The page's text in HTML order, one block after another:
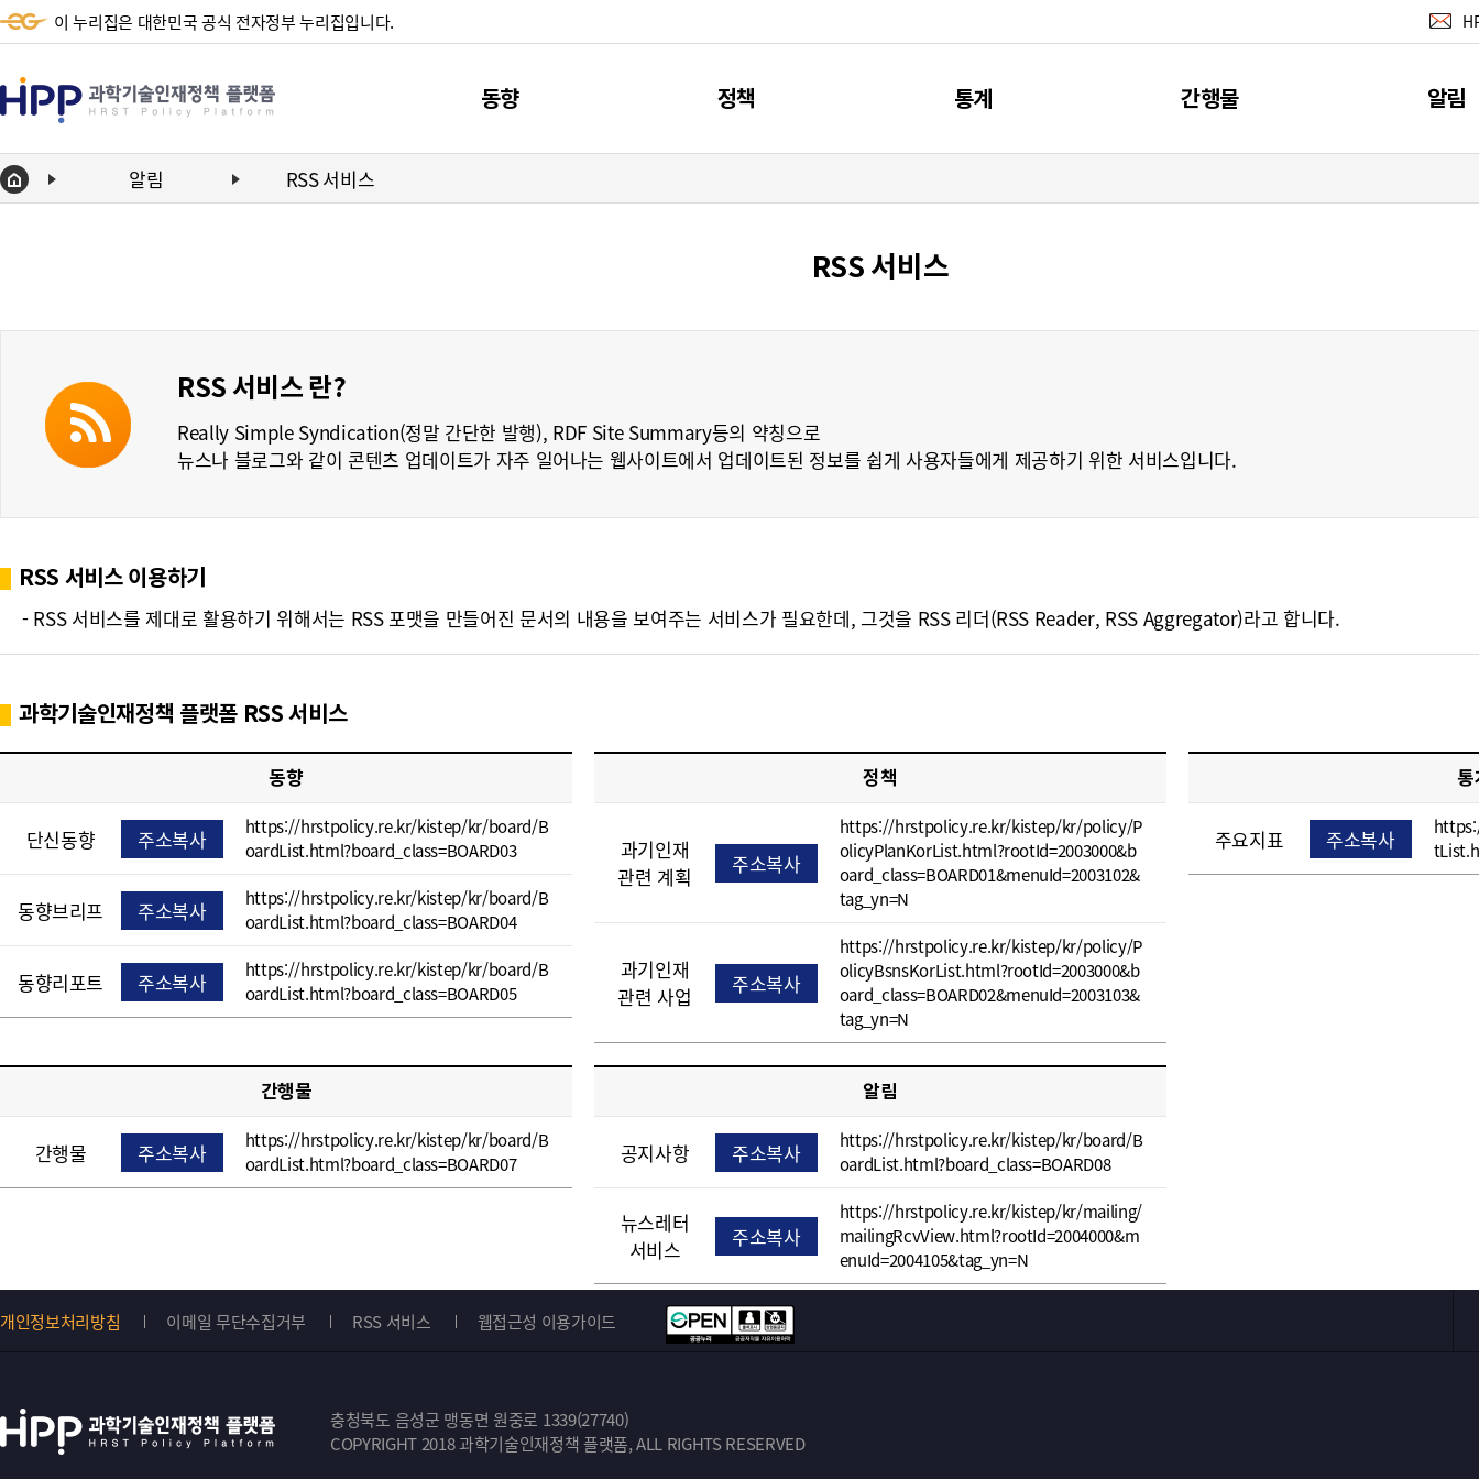
이 누리집은 대한민국 공식 전자정부 누리집입니다.
HPP
학
기
재
폼
Policy
Platform
동향
단신동향
정책
제4차 과기인재 기본계획
통계
주요지표
간행물
간행물
알림
공지사
Home 알림 RSS 서비스
RSS 서비스
RSS 서비스 란?
Really Simple Syndication(정말 간단한 발행), RDF Site Summary등의 약칭으로
뉴스나 블로그와 같이 콘텐츠 업데이트가 자주 일어나는 웹사이트에서 업데이트된 정보를 쉽게 사용자들에게 제공하기 위한 서비스입니다.
RSS 서비스 이용하기
- RSS 서비스를 제대로 활용하기 위해서는 RSS 포맷을 만들어진 문서의 내용을 보여주는 서비스가 필요한데, 그것을 RSS 리더(RSS Reader, RSS Aggregator)라고 합니다.
과학기술인재정책 플랫폼 RSS 서비스
동향
단신동향 주소복사
https://hrstpolicy.re.kr/kistep/kr/board/B
oardList.html?board_class=BOARD03
동향브리프 주소복사
https://hrstpolicy.re.kr/kistep/kr/board/B
oardList.html?board_class=BOARD04
동향리포트 주소복사
https://hrstpolicy.re.kr/kistep/kr/board/B
oardList.html?board_class=BOARD05
정책
과기인재
관련 계획
주소복사
https://hrstpolicy.re.kr/kistep/kr/policy/P
olicyPlanKorList.html?rootId=2003000&b
oard_class=BOARD01&menuId=2003102&
tag_yn=N
과기인재
관련 사업
주소복사
https://hrstpolicy.re.kr/kistep/kr/policy/P
olicyBsnsKorList.html?rootId=2003000&b
oard_class=BOARD02&menuId=2003103&
tag_yn=N
통
주요지표 주소복사
간행물
간행물 주소복사
https://hrstpolicy.re.kr/kistep/kr/board/B
oardList.html?board_class=BOARD07
알림
공지사항 주소복사
https://hrstpolicy.re.kr/kistep/kr/board/B
oardList.html?board_class=BOARD08
뉴스레터
서비스
주소복사
https://hrstpolicy.re.kr/kistep/kr/mailing/
mailingRcvView.html?rootId=2004000&m
enuId=2004105&tag_yn=N
튼
개인정보처리방침 이메일 무단수집거부 RSS 서비스 웹접근성 이용가이드
충청북도 음성군 맹동면 원중로 1339(27740)
COPYRIGHT 2018 과학기술인재정책 플랫폼, ALL RIGHTS RESERVED